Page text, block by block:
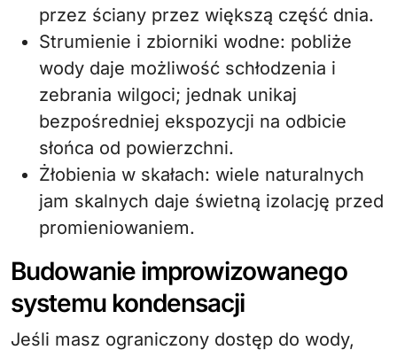
przez ściany przez większą część dnia.
Strumienie i zbiorniki wodne: pobliże
wody daje możliwość schłodzenia i
zebrania wilgoci; jednak unikaj
bezpośredniej ekspozycji na odbicie
słońca od powierzchni.
Żłobienia w skałach: wiele naturalnych
jam skalnych daje świetną izolację przed
promieniowaniem.
Budowanie improwizowanego
systemu kondensacji
Jeśli masz ograniczony dostęp do wody,